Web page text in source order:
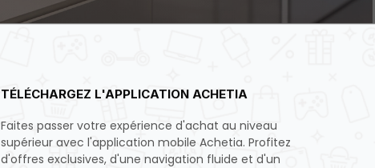
TÉLÉCHARGEZ L'APPLICATION ACHETIA
Faites passer votre expérience d'achat au niveau
supérieur avec l'application mobile Achetia. Profitez
d'offres exclusives, d'une navigation fluide et d'un